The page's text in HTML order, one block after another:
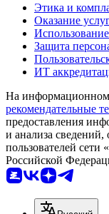
Этика и
Оказание
Защита
ИТ
На информационном
рекомендательные
предоставления
и анализа
пользователей сети
Российской